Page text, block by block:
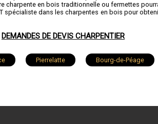
charpente en bois traditionnelle ou fermettes
spécialiste dans les charpentes en bois pour
DEMANDES DE DEVIS CHARPENTIER
Pierrelatte Bourg-de-Péage
Die Saint-Vallier